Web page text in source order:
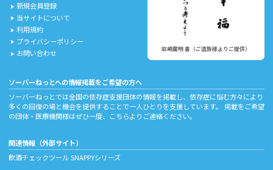
play_arrow 新規会員登録
play_arrow 当サイトについて
play_arrow 利用規約
play_arrow プライバシーポリシー
play_arrow お問い合わせ 岩崎廣明 書（ご遺族様よりご提供）
ソーバーねっとへの情報掲載をご希望の方へ
ソーバーねっとでは全国の依存症支援団体の情報を掲載し、依存症に悩む方々により
多くの回復の場と機会を提供することで一人ひとりを支援しています。 掲載をご希望
の団体・医療機関様はぜひ一度、
こちらよりご連絡ください。
関連情報（外部サイト）
飲酒チェックツールSNAPPYシリーズ